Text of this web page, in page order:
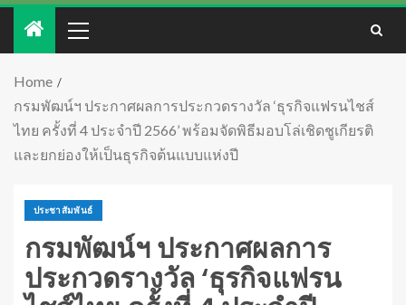
Home
กรมพัฒน์ฯ ประกาศผลการประกวดรางวัล ‘ธุรกิจแฟรนไชส์
ไทย ครั้งที่ 4 ประจำปี 2566’ พร้อมจัดพิธีมอบโล่เชิดชูเกียรติ
และยกย่องให้เป็นธุรกิจต้นแบบแห่งปี
ประชาสัมพันธ์
กรมพัฒน์ฯ ประกาศผลการ
ประกวดรางวัล ‘ธุรกิจแฟรน